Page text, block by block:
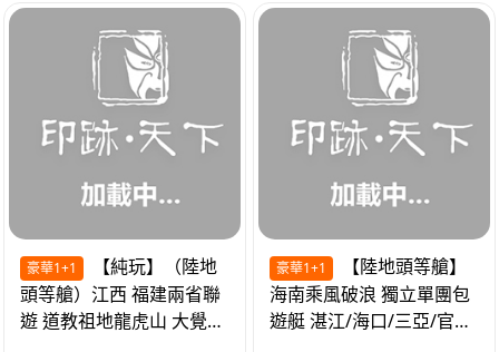
豪華1+1
頭等艙）江西 福建兩省聯
遊 道教祖地龍虎山 大覺山
豪華1+1
海南乘風破浪 獨立單團包
遊艇 湛江/海口/三亞/官塘/